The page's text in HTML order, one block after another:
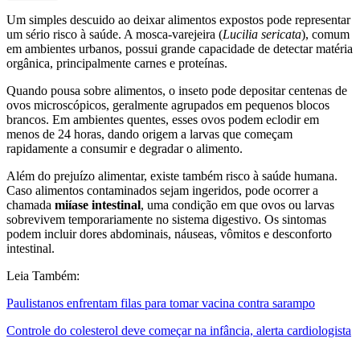
Um simples descuido ao deixar alimentos expostos pode representar
um sério risco à saúde. A mosca-varejeira (Lucilia sericata), comum
em ambientes urbanos, possui grande capacidade de detectar matéria
orgânica, principalmente carnes e proteínas.
Quando pousa sobre alimentos, o inseto pode depositar centenas de
ovos microscópicos, geralmente agrupados em pequenos blocos
brancos. Em ambientes quentes, esses ovos podem eclodir em
menos de 24 horas, dando origem a larvas que começam
rapidamente a consumir e degradar o alimento.
Além do prejuízo alimentar, existe também risco à saúde humana.
Caso alimentos contaminados sejam ingeridos, pode ocorrer a
chamada miíase intestinal, uma condição em que ovos ou larvas
sobrevivem temporariamente no sistema digestivo. Os sintomas
podem incluir dores abdominais, náuseas, vômitos e desconforto
intestinal.
Leia Também:
Paulistanos enfrentam filas para tomar vacina contra sarampo
Controle do colesterol deve começar na infância, alerta cardiologista